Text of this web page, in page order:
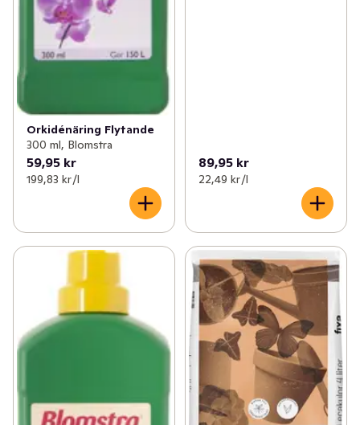
Orkidénäring Flytande
300 ml, Blomstra
59,95 kr
199,83 kr /l
89,95 kr
22,49 kr /l